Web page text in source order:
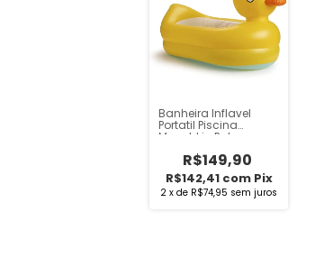
Banheira Inflavel
Portatil Piscina
Munchkin Pato
R$149,90
R$142,41 com Pix
2 x de R$74,95 sem juros